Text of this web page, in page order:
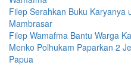
Filep Serahkan Buku Karyanya
Mambrasar
Filep Wamafma Bantu Warga
Menko Polhukam Paparkan 2
Papua